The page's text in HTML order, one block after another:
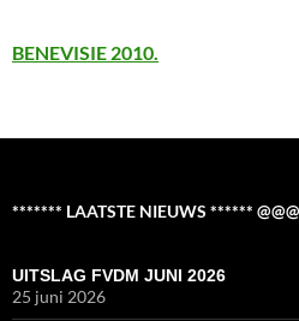
BENEVISIE 2010.
******* LAATSTE NIEUWS ******
UITSLAG FVDM JUNI 2026
25 juni 2026